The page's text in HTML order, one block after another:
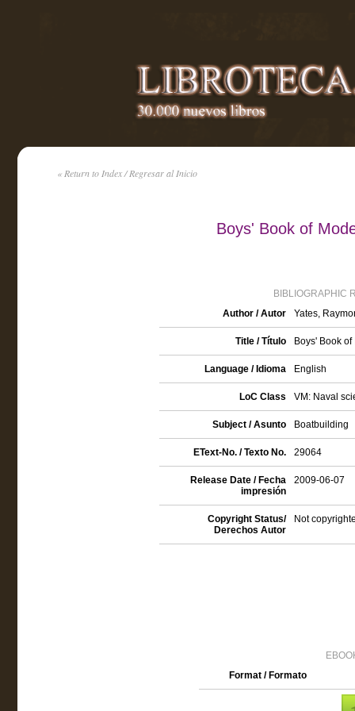
« Return to Index / Regresar al Inicio
Boys' Book of
BIBLIOGRAPHIC
Author / Autor
Yates,
Title / Título Boys' Book
Language / Idioma English
LoC Class VM: Naval
Subject / Asunto Boatbuilding
EText-No. / Texto No. 29064
Release Date / Fecha
impresión
2009-06-07
Copyright Status/
Derechos Autor
Not
Format / Formato